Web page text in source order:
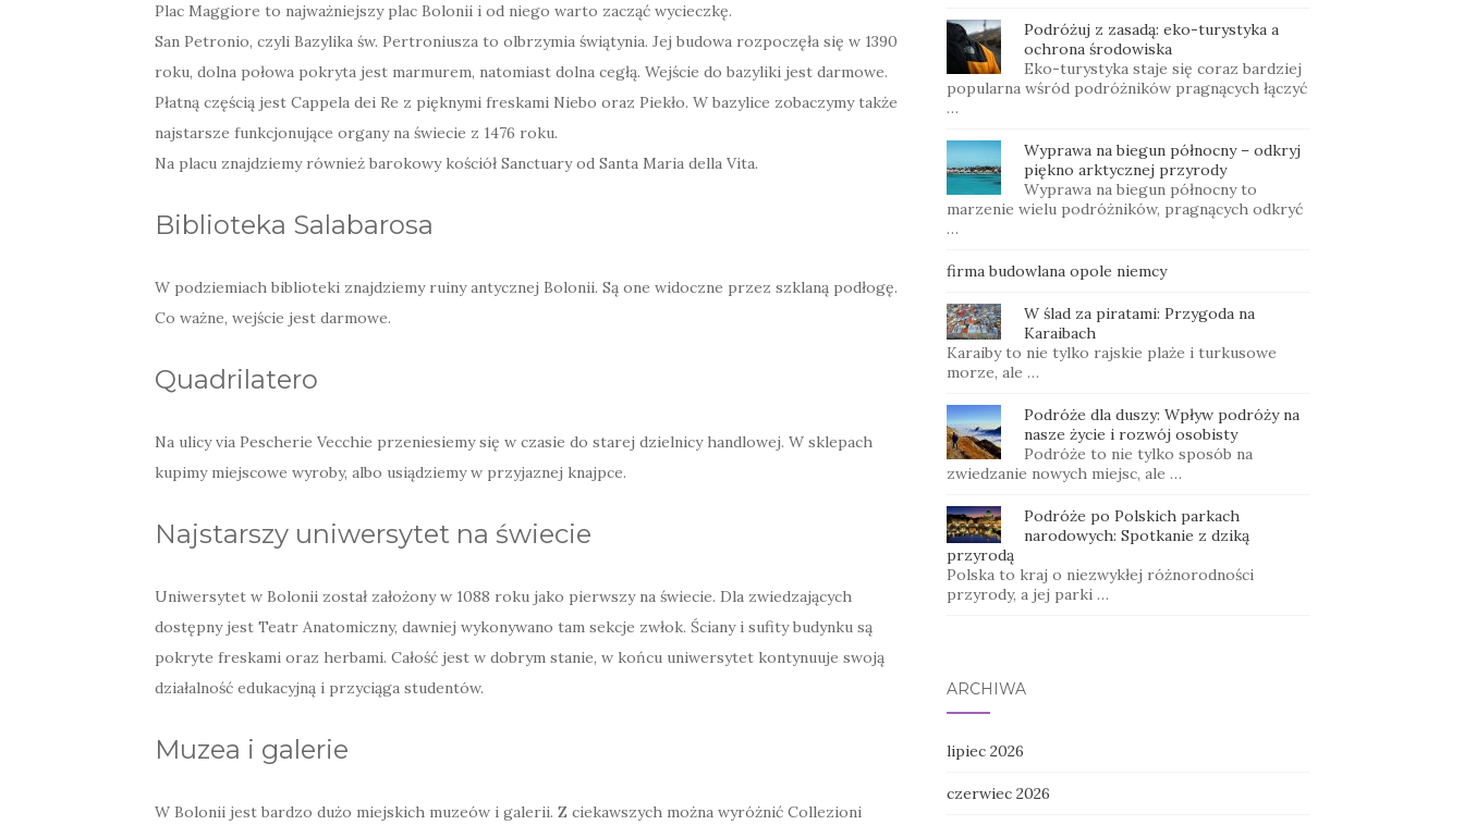
Plac Maggiore to najważniejszy plac Bolonii i od niego warto zacząć wycieczkę.
San Petronio, czyli Bazylika św. Pertroniusza to olbrzymia świątynia. Jej budowa rozpoczęła się w 1390
roku, dolna połowa pokryta jest marmurem, natomiast dolna cegłą. Wejście do bazyliki jest darmowe.
Płatną częścią jest Cappela dei Re z pięknymi freskami Niebo oraz Piekło. W bazylice zobaczymy także
najstarsze funkcjonujące organy na świecie z 1476 roku.
Na placu znajdziemy również barokowy kościół Sanctuary od Santa Maria della Vita.
Biblioteka Salabarosa
W podziemiach biblioteki znajdziemy ruiny antycznej Bolonii. Są one widoczne przez szklaną podłogę.
Co ważne, wejście jest darmowe.
Quadrilatero
Na ulicy via Pescherie Vecchie przeniesiemy się w czasie do starej dzielnicy handlowej. W sklepach
kupimy miejscowe wyroby, albo usiądziemy w przyjaznej knajpce.
Najstarszy uniwersytet na świecie
Uniwersytet w Bolonii został założony w 1088 roku jako pierwszy na świecie. Dla zwiedzających
dostępny jest Teatr Anatomiczny, dawniej wykonywano tam sekcje zwłok. Ściany i sufity budynku są
pokryte freskami oraz herbami. Całość jest w dobrym stanie, w końcu uniwersytet kontynuuje swoją
działalność edukacyjną i przyciąga studentów.
Muzea i galerie
W Bolonii jest bardzo dużo miejskich muzeów i galerii. Z ciekawszych można wyróżnić Collezioni
Podróżuj z zasadą: eko-turystyka a
ochrona środowiska
Eko-turystyka staje się coraz bardziej
popularna wśród podróżników pragnących łączyć
…
Wyprawa na biegun północny – odkryj
piękno arktycznej przyrody
Wyprawa na biegun północny to
marzenie wielu podróżników, pragnących odkryć
…
firma budowlana opole niemcy
W ślad za piratami: Przygoda na
Karaibach
Karaiby to nie tylko rajskie plaże i turkusowe
morze, ale …
Podróże dla duszy: Wpływ podróży na
nasze życie i rozwój osobisty
Podróże to nie tylko sposób na
zwiedzanie nowych miejsc, ale …
Podróże po Polskich parkach
narodowych: Spotkanie z dziką
przyrodą
Polska to kraj o niezwykłej różnorodności
przyrody, a jej parki …
ARCHIWA
lipiec 2026
czerwiec 2026